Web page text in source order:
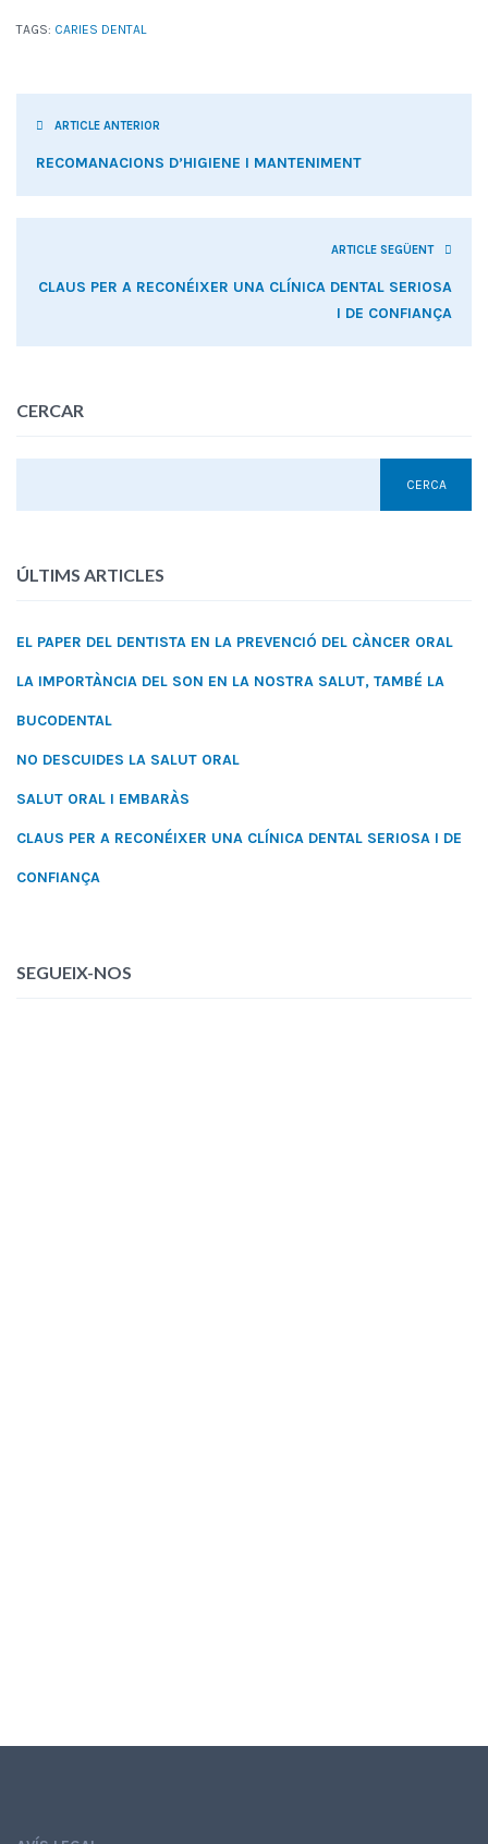
TAGS: CARIES DENTAL
ARTICLE ANTERIOR
RECOMANACIONS D’HIGIENE I MANTENIMENT
ARTICLE SEGÜENT
CLAUS PER A RECONÉIXER UNA CLÍNICA DENTAL SERIOSA
I DE CONFIANÇA
CERCAR
ÚLTIMS ARTICLES
EL PAPER DEL DENTISTA EN LA PREVENCIÓ DEL CÀNCER ORAL
LA IMPORTÀNCIA DEL SON EN LA NOSTRA SALUT, TAMBÉ LA
BUCODENTAL
NO DESCUIDES LA SALUT ORAL
SALUT ORAL I EMBARÀS
CLAUS PER A RECONÉIXER UNA CLÍNICA DENTAL SERIOSA I DE
CONFIANÇA
SEGUEIX-NOS